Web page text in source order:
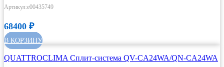
Артикул:e00435749
68400 ₽
В КОРЗИНУ
QUATTROCLIMA Сплит-система QV-CA24WA/QN-CA24WA